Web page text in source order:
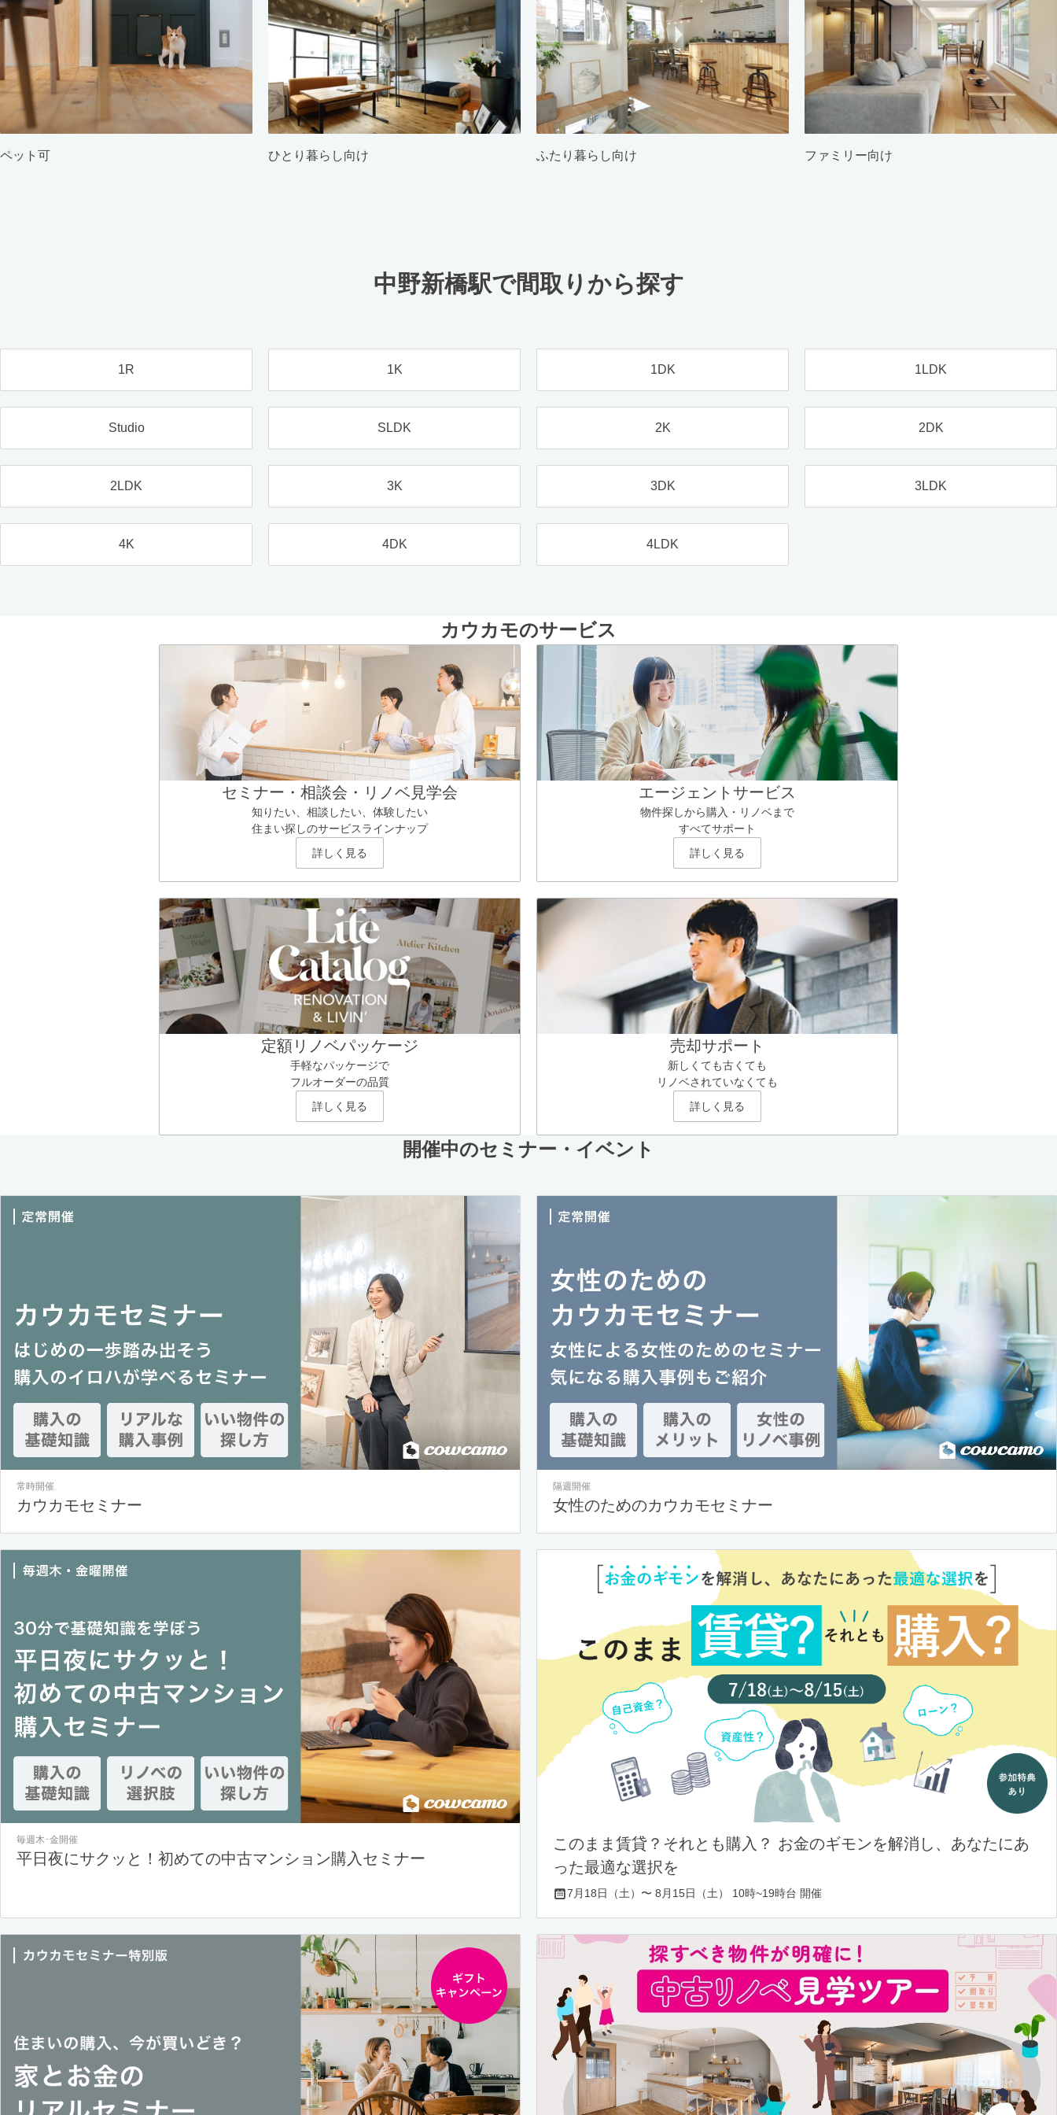
ペット可 ひとり暮らし向け ふたり暮らし向け ファミリー向け
中野新橋駅で間取りから探す
1R 1K 1DK 1LDK
Studio SLDK 2K 2DK
2LDK 3K 3DK 3LDK
4K 4DK 4LDK
カウカモのサービス
セミナー・相談会・リノベ見学会
知りたい、相談したい、体験したい
住まい探しのサービスラインナップ
詳しく見る
エージェントサービス
物件探しから購入・リノベまで
すべてサポート
詳しく見る
定額リノベパッケージ
手軽なパッケージで
フルオーダーの品質
詳しく見る
売却サポート
新しくても古くても
リノベされていなくても
詳しく見る
開催中のセミナー・イベント
常時開催
カウカモセミナー
隔週開催
女性のためのカウカモセミナー
毎週木･金開催
平日夜にサクッと！初めての中古マンション購入セミナー
このまま賃貸？それとも購入？ お金のギモンを解消し、あなたにあ
った最適な選択を
7月18日（土）〜 8月15日（土） 10時~19時台 開催